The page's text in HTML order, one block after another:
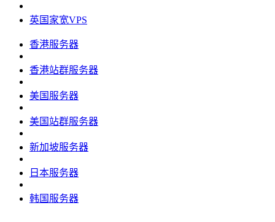
英国家宽VPS
香港服务器
香港站群服务器
美国服务器
美国站群服务器
新加坡服务器
日本服务器
韩国服务器